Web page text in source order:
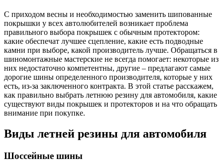
С приходом весны и необходимостью заменить шипованные
покрышки у всех автолюбителей возникает проблема
правильного выбора покрышек с обычным протектором:
какие обеспечат лучшее сцепление, какие есть подводные
камни при выборе, какой производитель лучше. Обращаться в
шиномонтажные мастерские не всегда помогает: некоторые из
них недостаточно компетентны, другие – предлагают самые
дорогие шины определенного производителя, которые у них
есть, из-за заключенного контракта. В этой статье расскажем,
как правильно выбрать летнюю резину для автомобиля, какие
существуют виды покрышек и протекторов и на что обращать
внимание при покупке.
Виды летней резины для автомобиля
Шоссейные шины